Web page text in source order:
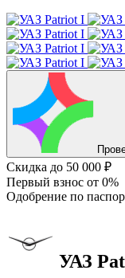
Скидка до 50 000 ₽
Первый взнос от 0%
Одобрение по
УАЗ